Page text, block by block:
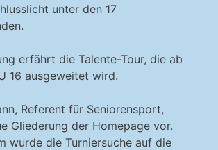
unter den 17
erfährt die Talente-Tour, die ab
16 ausgeweitet wird.
Referent für Seniorensport,
Gliederung der Homepage vor.
wurde die Turniersuche auf die